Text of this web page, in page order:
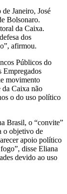
Janeiro, José
Bolsonaro.
da Caixa.
dos
afirmou.
Públicos do
Empregados
movimento
da Caixa não
o do uso político
Brasil, o “convite”
o objetivo de
apoio político
disse Eliana
devido ao uso